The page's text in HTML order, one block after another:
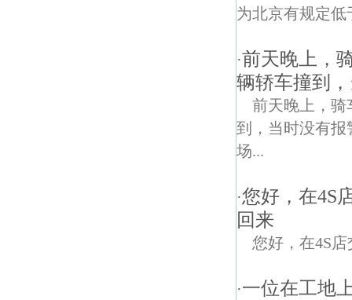
为北京有规定低
·前天晚上，
辆轿车撞到
前天晚上，骑
到，当时没有报
场...
·您好，在4S
回来
您好，在4S
·一位在工地